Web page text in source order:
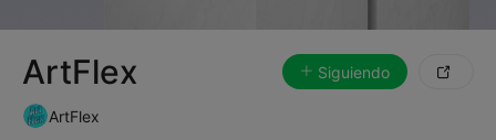
ArtFlex Siguiendo 
ArtFlex